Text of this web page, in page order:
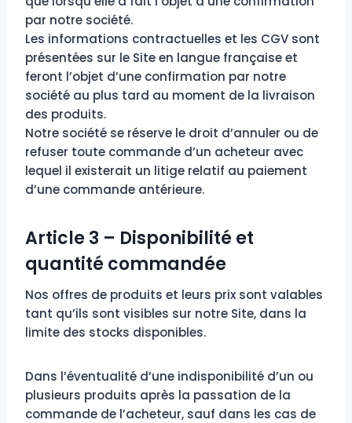
par notre société.
Les informations contractuelles et les CGV sont
présentées sur le Site en langue française et
feront l’objet d’une confirmation par notre
société au plus tard au moment de la livraison
des produits.
Notre société se réserve le droit d’annuler ou de
refuser toute commande d’un acheteur avec
lequel il existerait un litige relatif au paiement
d’une commande antérieure.
Article 3 – Disponibilité et
quantité commandée
Nos offres de produits et leurs prix sont valables
tant qu’ils sont visibles sur notre Site, dans la
limite des stocks disponibles.
Dans l’éventualité d’une indisponibilité d’un ou
plusieurs produits après la passation de la
commande de l’acheteur, sauf dans les cas de